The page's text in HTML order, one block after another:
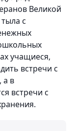
Великой
с
учащиеся,
встречи с
а в
встречи с